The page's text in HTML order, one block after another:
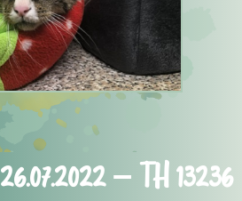
26.07.2022 – TH 13236